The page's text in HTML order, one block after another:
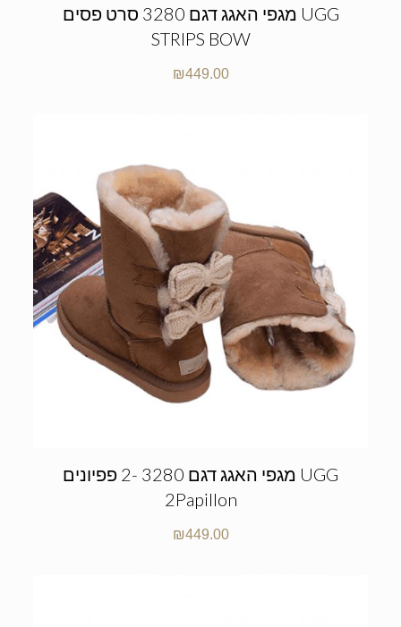
מגפי האגג דגם 3280 סרט פסים UGG
STRIPS BOW
₪449.00
מגפי האגג דגם 3280 -2 פפיונים UGG
2Papillon
₪449.00